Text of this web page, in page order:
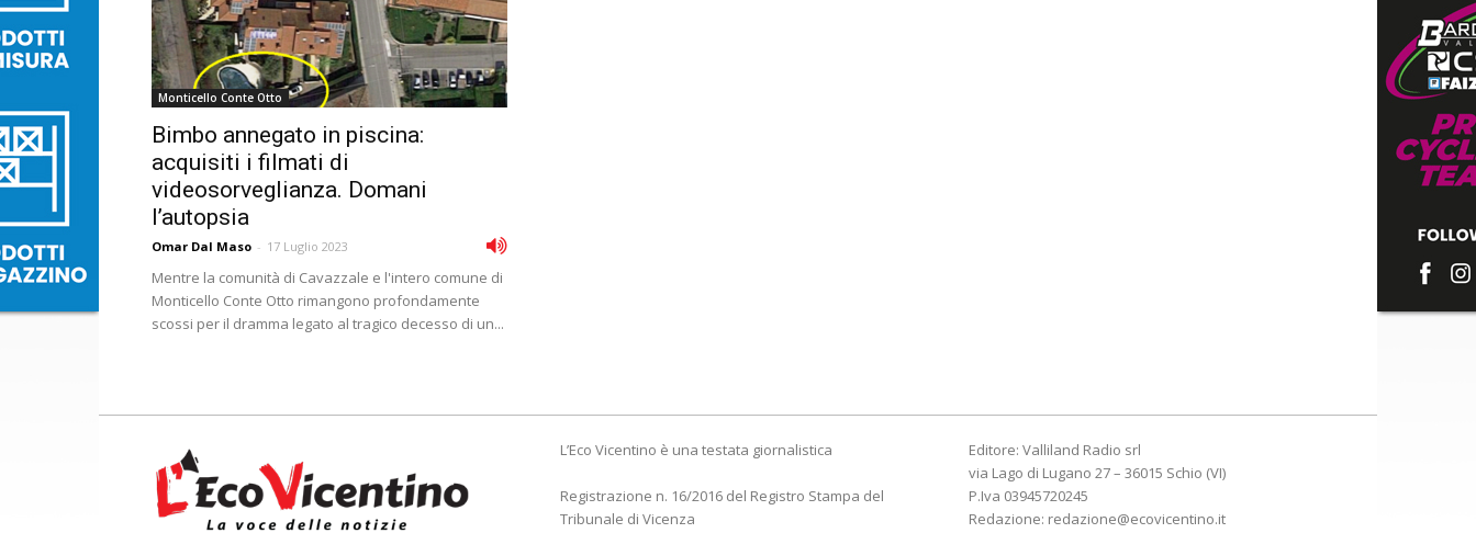
Monticello Conte Otto
Bimbo annegato in piscina:
acquisiti i filmati di
videosorveglianza. Domani
l’autopsia
Omar Dal Maso - 17 Luglio 2023
Mentre la comunità di Cavazzale e l'intero comune di
Monticello Conte Otto rimangono profondamente
scossi per il dramma legato al tragico decesso di un...
L’Eco Vicentino è una testata giornalistica
Registrazione n. 16/2016 del Registro Stampa del
Tribunale di Vicenza
Editore: Valliland Radio srl
via Lago di Lugano 27 – 36015 Schio (VI)
P.Iva 03945720245
Redazione: redazione@ecovicentino.it